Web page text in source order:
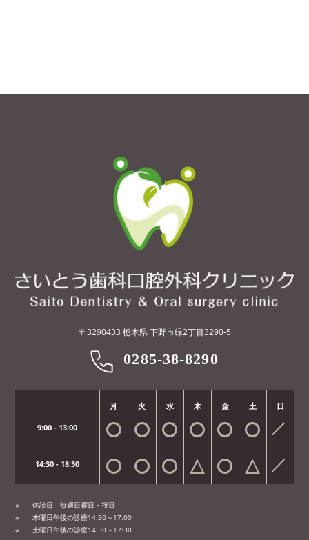
〒3290433 栃木県 下野市緑2丁目3290-5
0285-38-8290
月 火 水 木 金 土 日
9:00 - 13:00
14:30 - 18:30
休診日 毎週日曜日・祝日
木曜日午後の診療14:30～17:00
土曜日午後の診療14:30～17:30